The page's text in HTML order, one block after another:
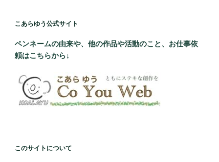
こあらゆう公式サイト
ペンネームの由来や、他の作品や活動のこと、お仕事依
頼はこちらから↓
このサイトについて